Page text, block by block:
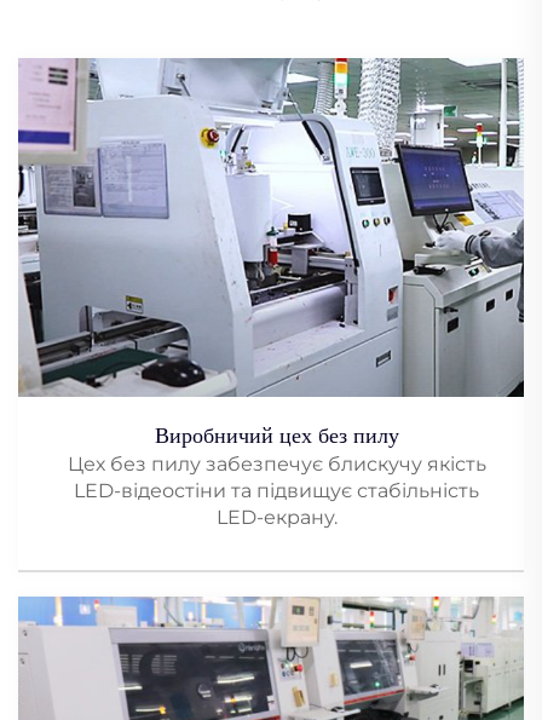
Виробничий цех без пилу
Цех без пилу забезпечує блискучу якість
LED-відеостіни та підвищує стабільність
LED-екрану.